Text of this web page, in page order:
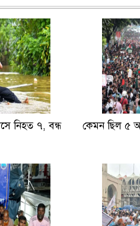
Duari` Current
Burned During
in Pirganj
Duari` Current
Burned During
in Pirganj
আগস্ট ঢাকার সকাল
নিহত ৭, বন্ধ
কেমন ছিল ৫